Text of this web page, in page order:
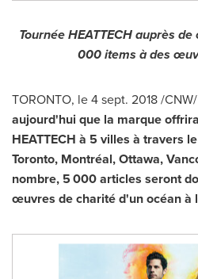
Tournée HEATTECH auprès
000 items à des
TORONTO, le 4 sept. 2018 /
aujourd'hui que la marque
HEATTECH à 5 villes à travers le
Toronto, Montréal,Ottawa,
nombre, 5 000 articles seront
œuvres de charité d'un océan à